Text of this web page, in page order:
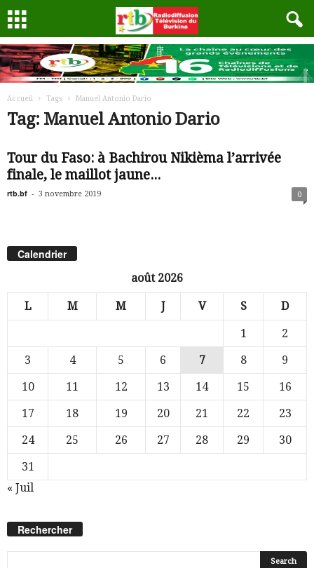
Accueil Tags Manuel Antonio Dario
Tag: Manuel Antonio Dario
Tour du Faso: à Bachirou Nikièma l’arrivée
finale, le maillot jaune...
rtb.bf - 3 novembre 2019 0
Calendrier
août 2026
L M M J V S D
1
2
3
4 5 6 7 8
9
10
11 12 13 14 15
16
17
18 19 20 21 22
23
24
25 26 27 28 29
30
31
« Juil
Rechercher